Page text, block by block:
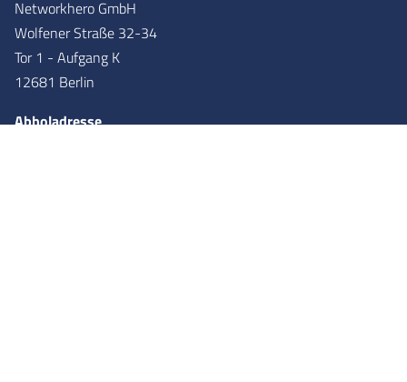
Networkhero GmbH
Wolfener Straße 32-34
Tor 1 - Aufgang K
12681 Berlin
Abholadresse